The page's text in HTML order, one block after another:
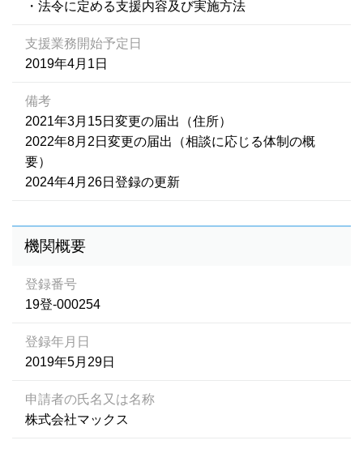
・法令に定める支援内容及び実施方法
支援業務開始予定日
2019年4月1日
備考
2021年3月15日変更の届出（住所）
2022年8月2日変更の届出（相談に応じる体制の概
要）
2024年4月26日登録の更新
機関概要
登録番号
19登-000254
登録年月日
2019年5月29日
申請者の氏名又は名称
株式会社マックス